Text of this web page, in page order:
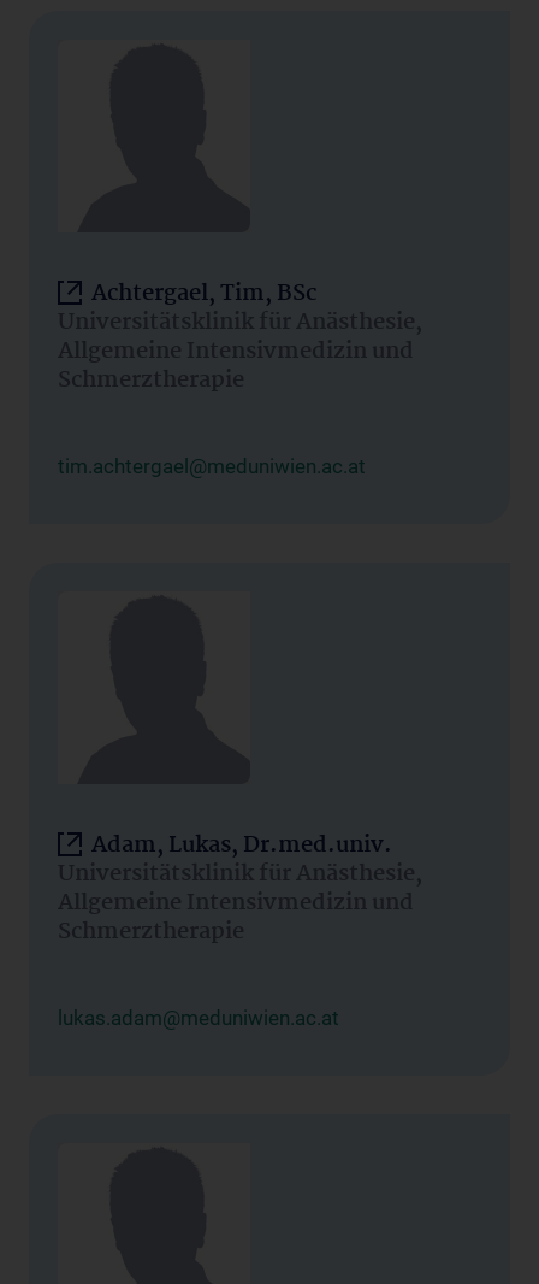
Achtergael, Tim, BSc
Universitätsklinik für Anästhesie,
Allgemeine Intensivmedizin und
Schmerztherapie
tim.achtergael@meduniwien.ac.at
Adam, Lukas, Dr.med.univ.
Universitätsklinik für Anästhesie,
Allgemeine Intensivmedizin und
Schmerztherapie
lukas.adam@meduniwien.ac.at